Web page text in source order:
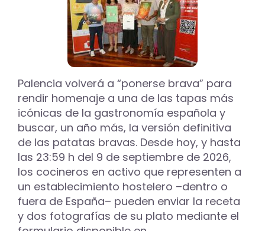
al
30
de
agosto
cuentan
ya
con
33
establecimientos
participantes
Palencia volverá a “ponerse brava” para
rendir homenaje a una de las tapas más
icónicas de la gastronomía española y
buscar, un año más, la versión definitiva
de las patatas bravas. Desde hoy, y hasta
las 23:59 h del 9 de septiembre de 2026,
los cocineros en activo que representen a
un establecimiento hostelero –dentro o
fuera de España– pueden enviar la receta
y dos fotografías de su plato mediante el